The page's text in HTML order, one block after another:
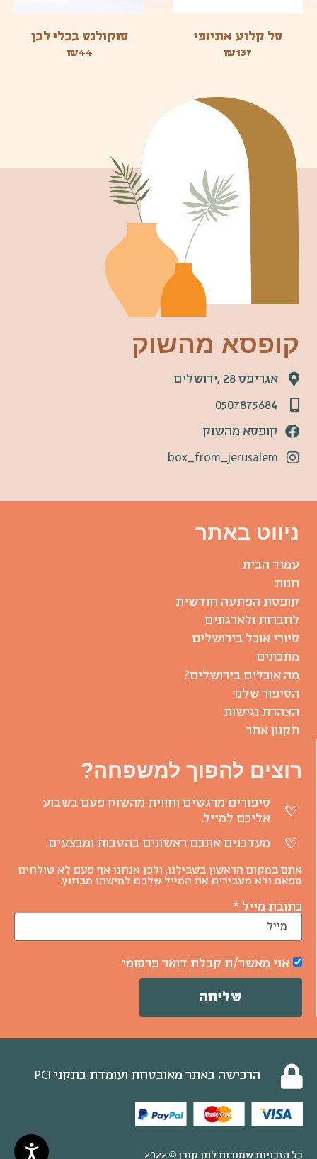
סל קלוע אתיופי
₪137
סוקולנט בכלי לבן
₪44
קופסא מהשוק
אגריפס 28 ,ירושלים
0507875684
קופסא מהשוק
box_from_jerusalem
ניווט באתר
עמוד הבית
חנות
קופסת הפתעה חודשית
לחברות ולארגונים
סיורי אוכל בירושלים
מתכונים
מה אוכלים בירושלים?
הסיפור שלנו
הצהרת נגישות
תקנון אתר
רוצים להפוך למשפחה?
סיפורים מרגשים וחווית מהשוק פעם בשבוע
אליכם למייל.
מעדכנים אתכם ראשונים בהטבות ומבצעים.
אתם במקום הראשון בשבילנו, ולכן אנחנו אף פעם לא שולחים
ספאם ולא מעבירים את המייל שלכם למישהו מבחוץ.
כתובת מייל *
אני מאשר/ת קבלת דואר פרסומי
שליחה
הרכישה באתר מאובטחת ועומדת בתקני PCI
כל הזכויות שמורות לחן קורן © 2022